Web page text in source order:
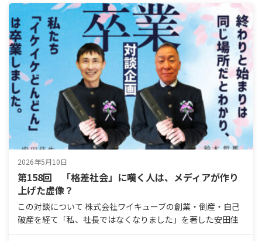
2026年5月10日
第158回 「格差社会」に嘆く人は、メディアが作り
上げた虚像？
この対談について 株式会社ワイキューブの創業・倒産・自己
破産を経て「私、社長ではなくなりました」を著した安田佳